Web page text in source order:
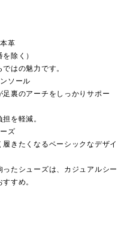
革
除く）
はの魅力です。
ソール
足裏のアーチをしっかりサポー
を軽減。
ズ
きたくなるベーシックなデザイ
たシューズは、カジュアルシー
すめ。